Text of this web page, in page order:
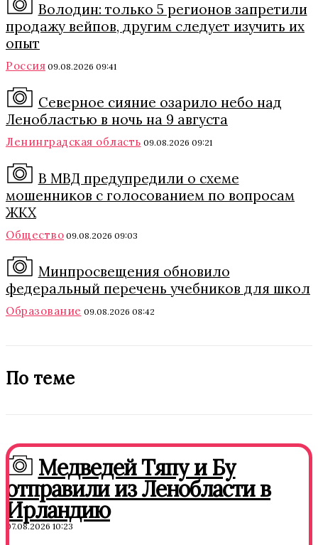
Володин: только 5 регионов запретили
продажу вейпов, другим следует изучить их
опыт
Россия 09.08.2026 09:41
Северное сияние озарило небо над
Ленобластью в ночь на 9 августа
Ленинградская область 09.08.2026 09:21
В МВД предупредили о схеме
мошенников с голосованием по вопросам
ЖКХ
Общество 09.08.2026 09:03
Минпросвещения обновило
федеральный перечень учебников для школ
Образование 09.08.2026 08:42
По теме
Медведей Тяпу и Бу
отправили из Ленобласти в
Ирландию
07.08.2026 10:23